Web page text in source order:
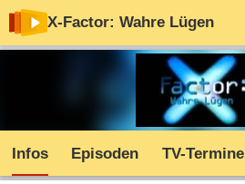
X-Factor: Wahre Lügen
Infos Episoden TV-Termine